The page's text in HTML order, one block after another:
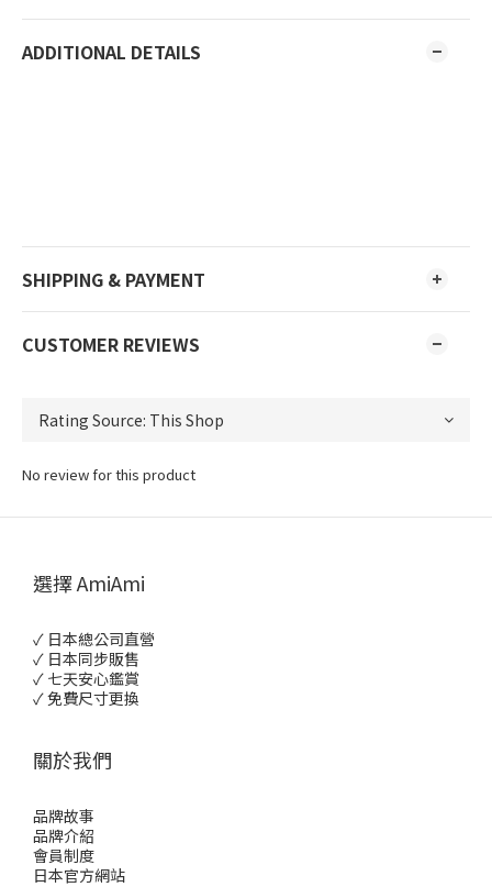
ADDITIONAL DETAILS
SHIPPING & PAYMENT
CUSTOMER REVIEWS
No review for this product
選擇 AmiAmi
✓ 日本總公司直營
✓ 日本同步販售
✓ 七天安心鑑賞
✓ 免費尺寸更換
關於我們
品牌故事
品牌介紹
會員制度
日本官方網站